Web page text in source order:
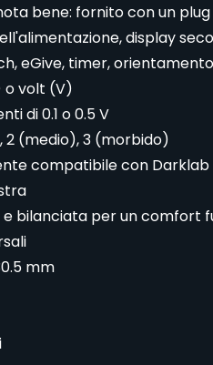
bene: fornito con un plug
display
eGive, timer,
o volt (V)
di 0.1 o 0.5 V
2 (medio), 3 (morbido)
compatibile con Darklab
bilanciata per un comfort
mm